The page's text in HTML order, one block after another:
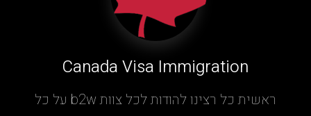
Canada Visa Immigration
ראשית כל רצינו להודות לכל צוות b2w על כל